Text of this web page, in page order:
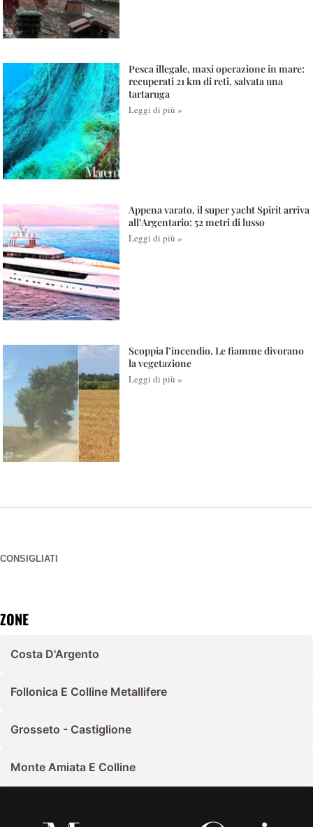
Pesca illegale, maxi operazione in mare:
recuperati 21 km di reti, salvata una
tartaruga
Leggi di più »
Appena varato, il super yacht Spirit arriva
all’Argentario: 52 metri di lusso
Leggi di più »
Scoppia l’incendio. Le fiamme divorano
la vegetazione
Leggi di più »
CONSIGLIATI
ZONE
Costa D'Argento
Follonica E Colline Metallifere
Grosseto - Castiglione
Monte Amiata E Colline